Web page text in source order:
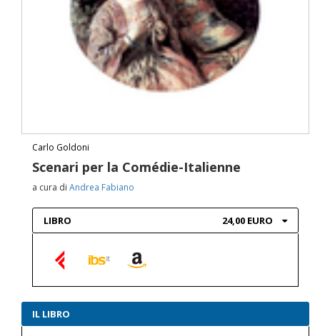
Carlo Goldoni
Scenari per la Comédie-Italienne
a cura di Andrea Fabiano
LIBRO 24,00 EURO
IL LIBRO